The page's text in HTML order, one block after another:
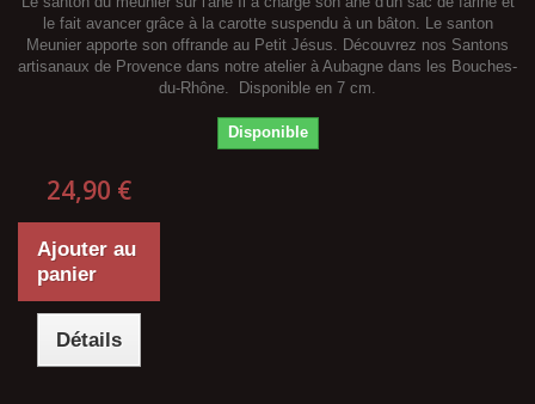
le fait avancer grâce à la carotte suspendu à un bâton. Le santon
Meunier apporte son offrande au Petit Jésus. Découvrez nos Santons
artisanaux de Provence dans notre atelier à Aubagne dans les Bouches-
du-Rhône. Disponible en 7 cm.
Disponible
24,90 €
Ajouter au
panier
Détails